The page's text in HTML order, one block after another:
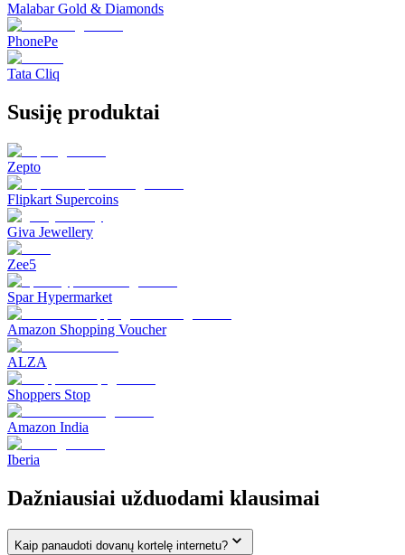
Malabar Gold & Diamonds
PhonePe
Tata Cliq
Susiję produktai
Zepto
Flipkart Supercoins
Giva Jewellery
Zee5
Spar Hypermarket
Amazon Shopping Voucher
ALZA
Shoppers Stop
Amazon India
Iberia
Dažniausiai užduodami klausimai
Kaip panaudoti dovanų kortelę internetu?